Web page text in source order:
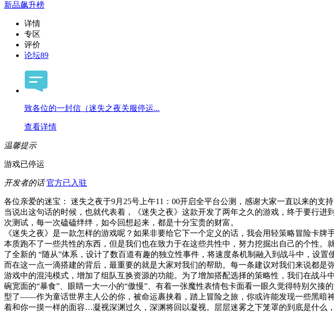
新品飙升榜
详情
专区
评价
论坛89
致各位的一封信（迷失之夜关服停运...
查看详情
温馨提示
游戏已停运
开发者的话 官方已入驻
各位亲爱的迷宝： 迷失之夜于9月25号上午11：00开启全平台公测，感谢大家一直以来的支持
当说出这句话的时候，也就代表着，《迷失之夜》这款开发了两年之久的游戏，终于要行
次测试，每一次磕磕绊绊，如今回想起来，都是十分宝贵的财富。
《迷失之夜》是一款怎样的游戏呢？如果非要给它下一个定义的话，我会用轻策略冒险卡
本质跑不了一些共性的东西，但是我们也在致力于在这些共性中，努力挖掘出自己的个性
了全新的 “随从”体系，设计了数百道有趣的独立性事件，将速度条机制融入到战斗中，设置
而在这一点一滴搭建的背后，最重要的就是大家对我们的帮助。每一条建议对我们来说都
游戏中的混沌模式，增加了组队互换资源的功能。为了增加搭配选择的策略性，我们在战
碗宽面的“暴食”、眼睛一大一小的“傲慢”、有着一张魔性表情包卡面看一眼久觉得特别欠
型了——作为童话世界主人公的你，被命运裹挟着，踏上冒险之旅，你或许能发现一些黑暗
着和你一摸一样的面容…凝视深渊过久，深渊将回以凝视。层层迷雾之下笼罩的到底是什么